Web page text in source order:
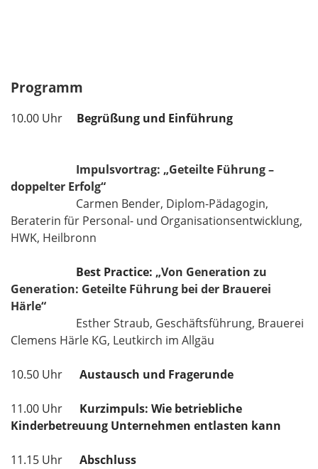
Programm
10.00 Uhr Begrüßung und Einführung
Impulsvortrag: „Geteilte Führung –
doppelter Erfolg“
Carmen Bender, Diplom-Pädagogin,
Beraterin für Personal- und Organisationsentwicklung,
HWK, Heilbronn
Best Practice: „Von Generation zu
Generation: Geteilte Führung bei der Brauerei
Härle“
Esther Straub, Geschäftsführung, Brauerei
Clemens Härle KG, Leutkirch im Allgäu
10.50 Uhr Austausch und Fragerunde
11.00 Uhr Kurzimpuls: Wie betriebliche
Kinderbetreuung Unternehmen entlasten kann
11.15 Uhr Abschluss